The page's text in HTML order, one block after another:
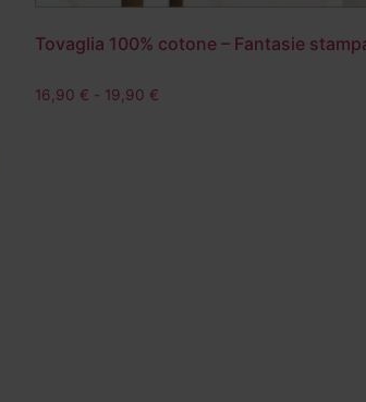
Tovaglia 100% cotone – Fantasie
16,90 € - 19,90 €